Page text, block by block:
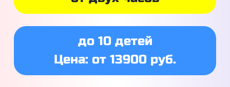
до 10 детей
Цена: от 13900 руб.